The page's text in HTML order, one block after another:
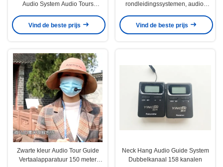
Audio System Audio Tours
Vind de beste prijs
rondleidingssystemen, audio-
voor een mooie plek
Vind de beste prijs
Zwarte kleur Audio Tour Guide
Vertaalapparatuur 150 meter
Neck Hang Audio Guide System
Dubbelkanaal 158 kanalen